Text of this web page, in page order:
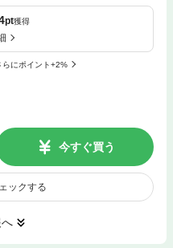
pt獲得
らにポイント+2%
今すぐ買う
ックする